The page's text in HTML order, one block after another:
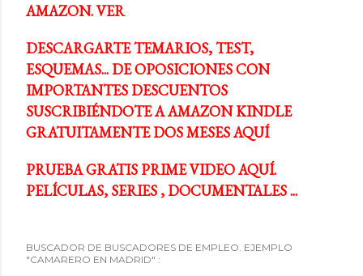
AMAZON. VER
DESCARGARTE TEMARIOS, TEST,
ESQUEMAS... DE OPOSICIONES CON
IMPORTANTES DESCUENTOS
SUSCRIBIÉNDOTE A AMAZON KINDLE
GRATUITAMENTE DOS MESES AQUÍ
PRUEBA GRATIS PRIME VIDEO AQUÍ.
PELÍCULAS, SERIES , DOCUMENTALES ...
BUSCADOR DE BUSCADORES DE EMPLEO. EJEMPLO
"CAMARERO EN MADRID" :